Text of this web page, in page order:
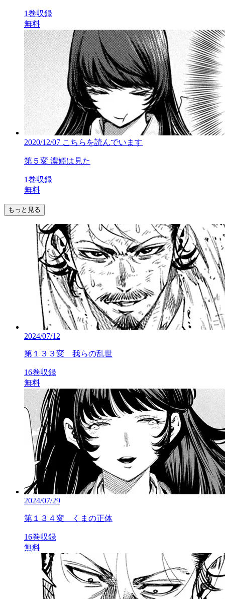
1巻収録
無料
2020/12/07 こちらを読んでいます
第５変 濃姫は見た
1巻収録
無料
もっと見る
2024/07/12
第１３３変 我らの乱世
16巻収録
無料
2024/07/29
第１３４変 くまの正体
16巻収録
無料